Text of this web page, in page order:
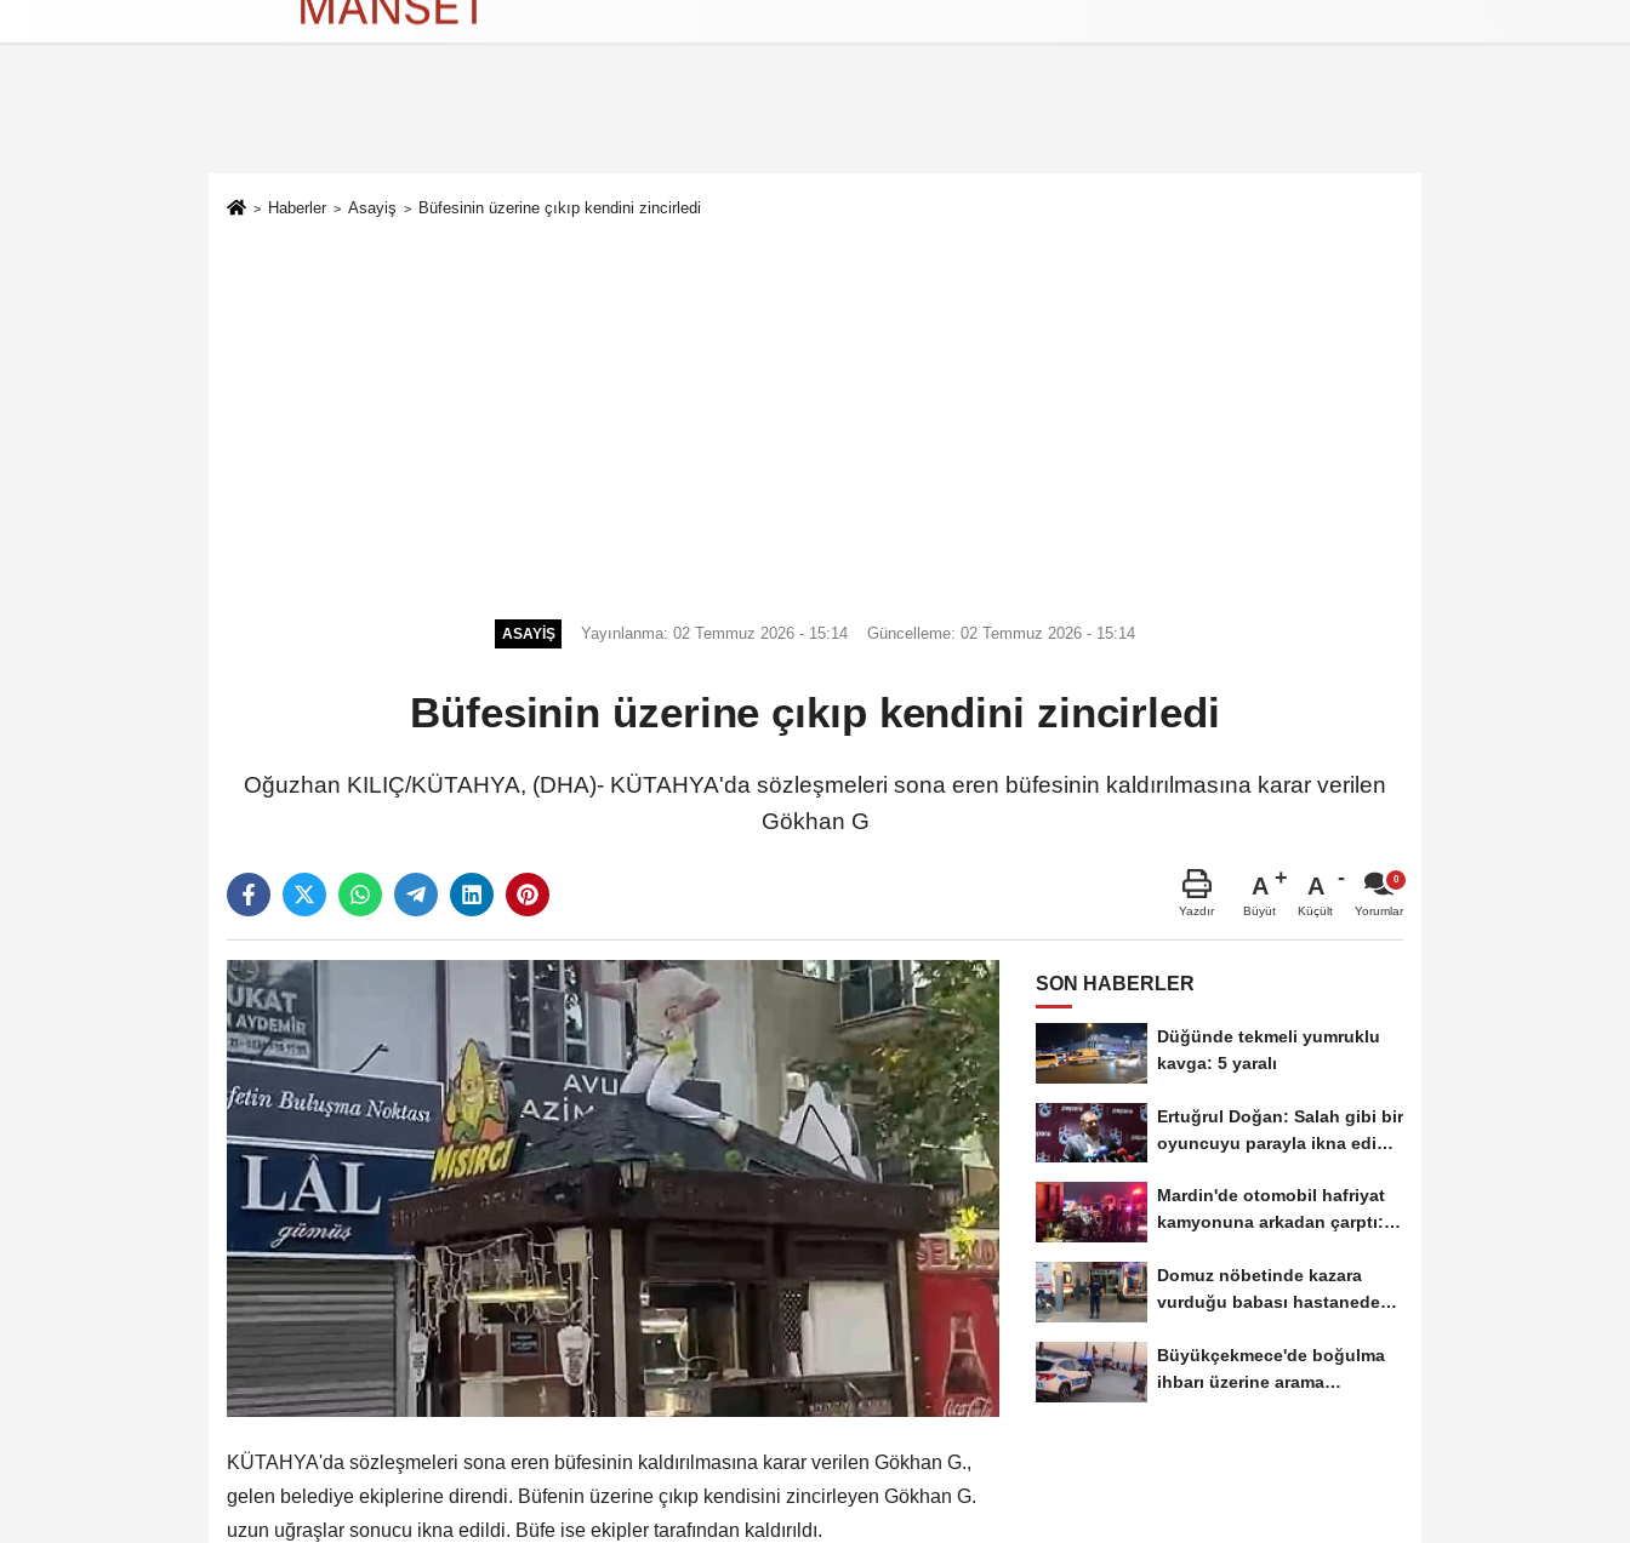
İletişim Çerez Politikası
Haberler Asayiş Büfesinin üzerine çıkıp kendini zincirledi
ASAYIŞ Yayınlanma: 02 Temmuz 2026 - 15:14 Güncelleme: 02 Temmuz 2026 - 15:14
Büfesinin üzerine çıkıp kendini zincirledi
Oğuzhan KILIÇ/KÜTAHYA, (DHA)- KÜTAHYA'da sözleşmeleri sona eren büfesinin kaldırılmasına karar verilen
Gökhan G
Yazdır
A
Büyüt
A
Küçült Yorumlar
KÜTAHYA'da sözleşmeleri sona eren büfesinin kaldırılmasına karar verilen Gökhan G.,
gelen belediye ekiplerine direndi. Büfenin üzerine çıkıp kendisini zincirleyen Gökhan G.
uzun uğraşlar sonucu ikna edildi. Büfe ise ekipler tarafından kaldırıldı.
SON HABERLER
Düğünde tekmeli yumruklu
kavga: 5 yaralı
Ertuğrul Doğan: Salah gibi bir
oyuncuyu parayla ikna edip
Mardin'de otomobil hafriyat
kamyonuna arkadan çarptı: 1
Domuz nöbetinde kazara
vurduğu babası hastanede
Büyükçekmece'de boğulma
ihbarı üzerine arama